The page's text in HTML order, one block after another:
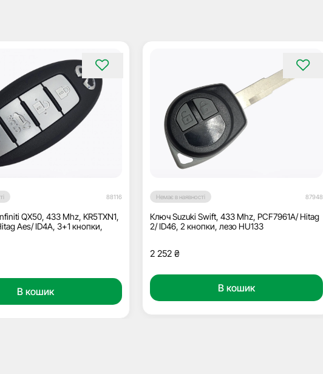
88116
QX50, 433 Mhz, KR5TXN1,
Aes/ ID4A, 3+1 кнопки,
В кошик
Немає в наявності 87948
Ключ Suzuki Swift, 433 Mhz, PCF7961A/ Hitag
2/ ID46, 2 кнопки, лезо HU133
2 252 ₴
В кошик